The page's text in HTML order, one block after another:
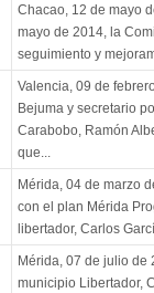
Chacao, 12 de mayo
mayo de 2014, la
seguimiento y
Valencia, 09 de
Bejuma y secretario
Carabobo, Ramón
que...
Mérida, 04 de marzo
con el plan Mérida
libertador, Carlos
Mérida, 07 de julio de
municipio Libertador,